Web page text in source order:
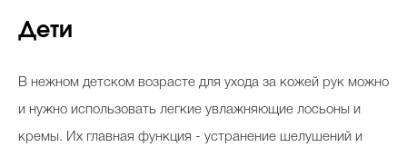
Интервью со звездой
Дети
В нежном детском возрасте для ухода за кожей рук можно
и нужно использовать легкие увлажняющие лосьоны и
кремы. Их главная функция - устранение шелушений и